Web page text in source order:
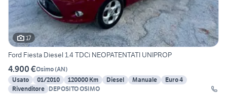
17
Ford Fiesta Diesel 1.4 TDCi NEOPATENTATI UNIPROP
4.900 €Osimo(AN)
Usato
01/2010 120000 Km Diesel Manuale
Euro 4
Rivenditore DEPOSITO OSIMO